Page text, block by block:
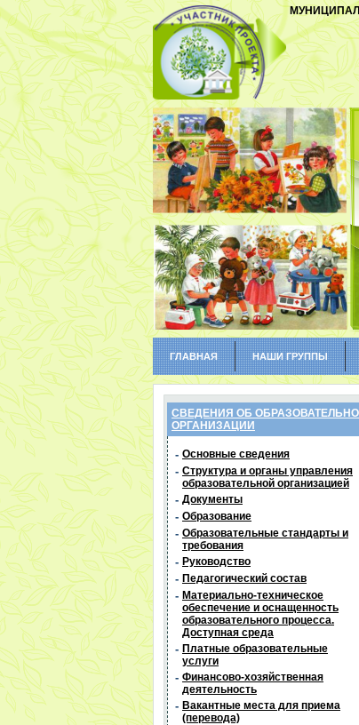
ГЛАВНАЯ НАШИ ГРУППЫ
СВЕДЕНИЯ ОБ
ОРГАНИЗАЦИИ
- Основные сведения
- Структура и органы управления
образовательной организацией
- Документы
- Образование
- Образовательные стандарты и
требования
- Руководство
- Педагогический состав
- Материально-техническое
обеспечение и оснащенность
образовательного процесса.
Доступная среда
- Платные образовательные
услуги
- Финансово-хозяйственная
деятельность
- Вакантные места для приема
(перевода)